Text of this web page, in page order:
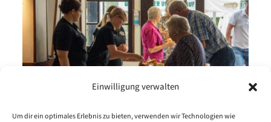
Einwilligung verwalten
Um dir ein optimales Erlebnis zu bieten, verwenden wir Technologien wie